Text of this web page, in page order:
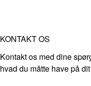
KONTAKT OS
Kontakt os med dine
hvad du måtte have på